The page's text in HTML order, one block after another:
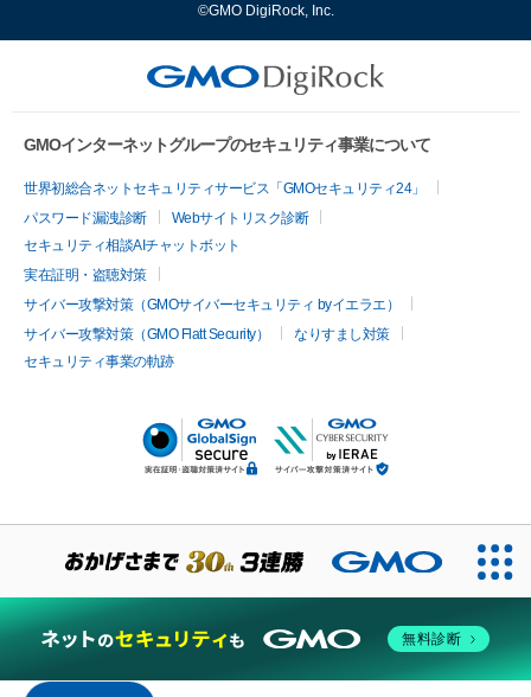
©GMO DigiRock, Inc.
GMOインターネットグループのセキュリティ事業について
世界初総合ネットセキュリティサービス「GMOセキュリティ24」
パスワード漏洩診断
Webサイトリスク診断
セキュリティ相談AIチャットボット
実在証明・盗聴対策
サイバー攻撃対策（GMOサイバーセキュリティ byイエラエ）
サイバー攻撃対策（GMO Flatt Security）
なりすまし対策
セキュリティ事業の軌跡
無料診断